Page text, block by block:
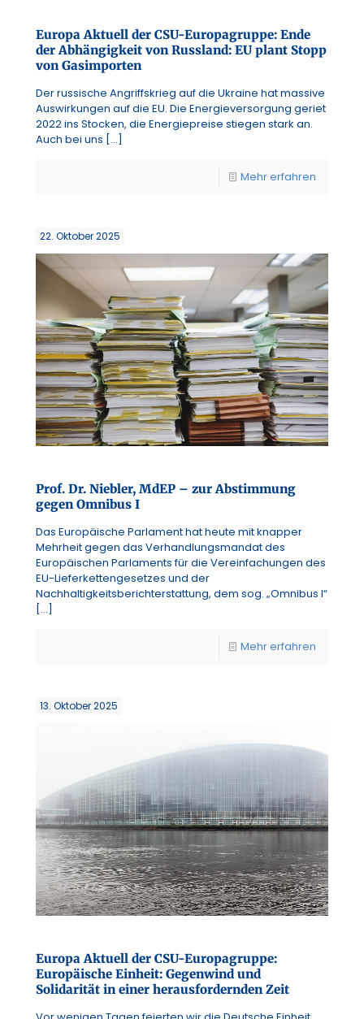
Europa Aktuell der CSU-Europagruppe: Ende
der Abhängigkeit von Russland: EU plant Stopp
von Gasimporten
Der russische Angriffskrieg auf die Ukraine hat massive
Auswirkungen auf die EU. Die Energieversorgung geriet
2022 ins Stocken, die Energiepreise stiegen stark an.
Auch bei uns […]
Mehr erfahren
22. Oktober 2025
Prof. Dr. Niebler, MdEP – zur Abstimmung
gegen Omnibus I
Das Europäische Parlament hat heute mit knapper
Mehrheit gegen das Verhandlungsmandat des
Europäischen Parlaments für die Vereinfachungen des
EU-Lieferkettengesetzes und der
Nachhaltigkeitsberichterstattung, dem sog. „Omnibus I“
[…]
Mehr erfahren
13. Oktober 2025
Europa Aktuell der CSU-Europagruppe:
Europäische Einheit: Gegenwind und
Solidarität in einer herausfordernden Zeit